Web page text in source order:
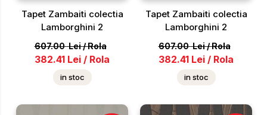
Tapet Zambaiti colectia
Lamborghini 2
607.00 Lei/Rola
382.41 Lei / Rola
in stoc
Tapet Zambaiti colectia
Lamborghini 2
607.00 Lei/Rola
382.41 Lei / Rola
in stoc